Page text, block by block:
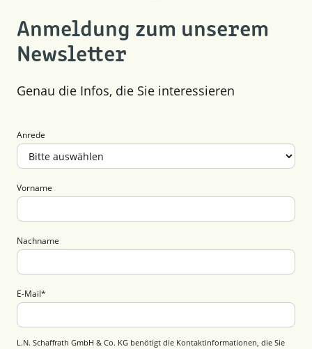
Anmeldung zum unserem
Newsletter
Genau die Infos, die Sie interessieren
Anrede
Vorname
Nachname
E-Mail*
L.N. Schaffrath GmbH & Co. KG benötigt die Kontaktinformationen, die Sie